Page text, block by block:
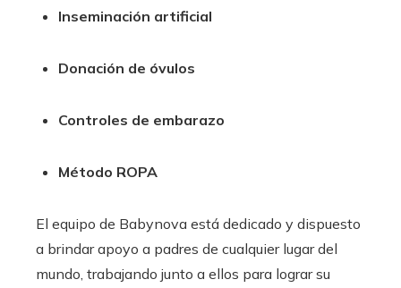
Inseminación artificial
Donación de óvulos
Controles de embarazo
Método ROPA
El equipo de Babynova está dedicado y dispuesto
a brindar apoyo a padres de cualquier lugar del
mundo, trabajando junto a ellos para lograr su